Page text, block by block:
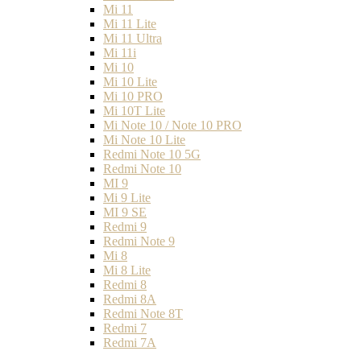
Mi 11
Mi 11 Lite
Mi 11 Ultra
Mi 11i
Mi 10
Mi 10 Lite
Mi 10 PRO
Mi 10T Lite
Mi Note 10 / Note 10 PRO
Mi Note 10 Lite
Redmi Note 10 5G
Redmi Note 10
MI 9
Mi 9 Lite
MI 9 SE
Redmi 9
Redmi Note 9
Mi 8
Mi 8 Lite
Redmi 8
Redmi 8A
Redmi Note 8T
Redmi 7
Redmi 7A